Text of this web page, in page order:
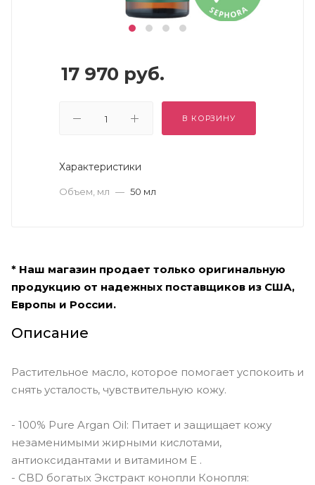
17 970 руб.
В КОРЗИНУ
Характеристики
Объем, мл — 50 мл
* Наш магазин продает только оригинальную
продукцию от надежных поставщиков из США,
Европы и России.
Описание
Растительное масло, которое помогает успокоить и
снять усталость, чувствительную кожу.
- 100% Pure Argan Oil: Питает и защищает кожу
незаменимыми жирными кислотами,
антиоксидантами и витамином Е .
- CBD богатых Экстракт конопли Конопля: